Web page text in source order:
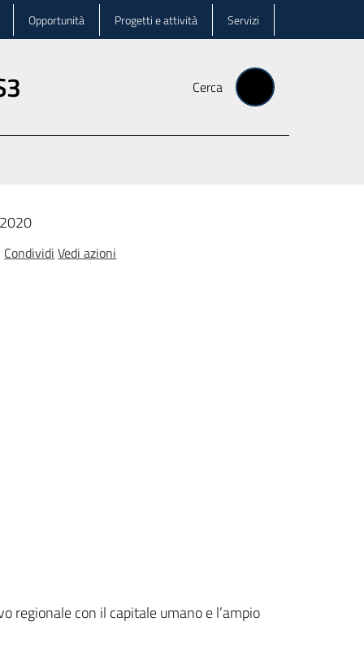
Opportunità Progetti e attività Servizi
Cerca
Condividi Vedi azioni
regionale con il capitale umano e l’ampio